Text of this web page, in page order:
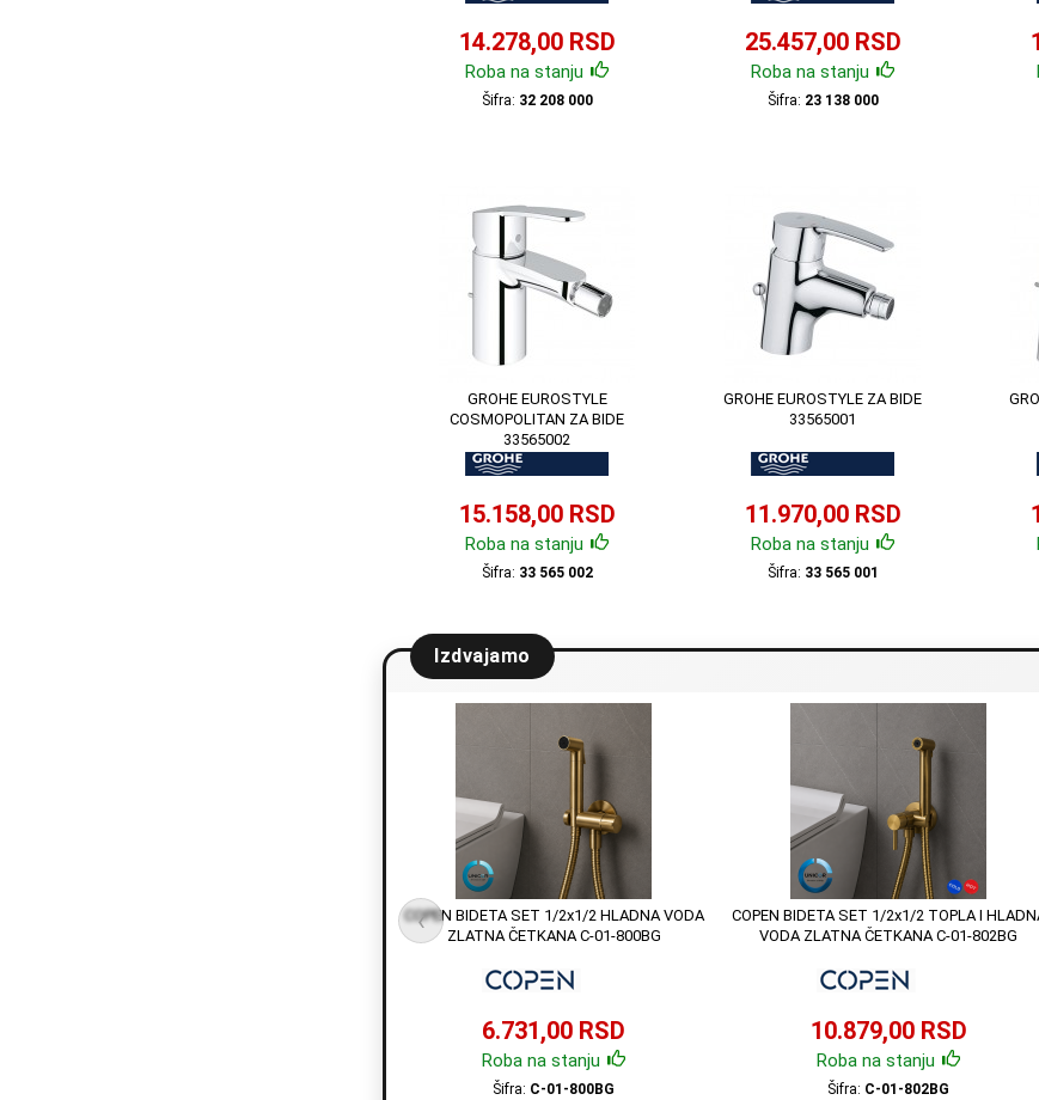
14.278,00 RSD
Roba na stanju
Šifra: 32 208 000
25.457,00 RSD
Roba na stanju
Šifra: 23 138 000
GROHE EUROSTYLE
COSMOPOLITAN ZA BIDE
33565002
15.158,00 RSD
Roba na stanju
Šifra: 33 565 002
GROHE EUROSTYLE ZA BIDE
33565001
11.970,00 RSD
Roba na stanju
Šifra: 33 565 001
Izdvajamo
‹
COPEN BIDETA SET 1/2x1/2 HLADNA VODA
ZLATNA ČETKANA C-01-800BG
6.731,00 RSD
Roba na stanju
Šifra: C-01-800BG
COPEN BIDETA SET 1/2x1/2 TOPLA I
VODA ZLATNA ČETKANA C-01-802BG
10.879,00 RSD
Roba na stanju
Šifra: C-01-802BG